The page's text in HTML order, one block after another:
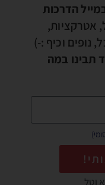
הדרכות
אטרקציות,
נופים וכיף :-)
תבינו במה
וטל